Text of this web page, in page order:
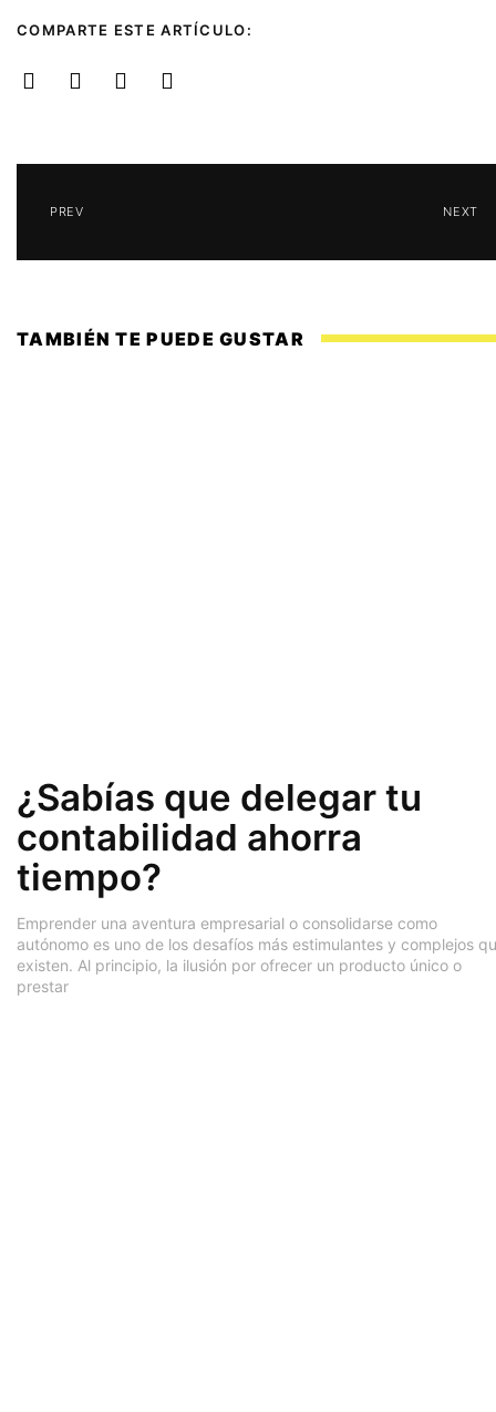
COMPARTE ESTE ARTÍCULO:
PREV NEXT
TAMBIÉN TE PUEDE GUSTAR
¿Sabías que delegar tu
contabilidad ahorra
tiempo?
Emprender una aventura empresarial o consolidarse como
autónomo es uno de los desafíos más estimulantes y complejos
existen. Al principio, la ilusión por ofrecer un producto único o
prestar